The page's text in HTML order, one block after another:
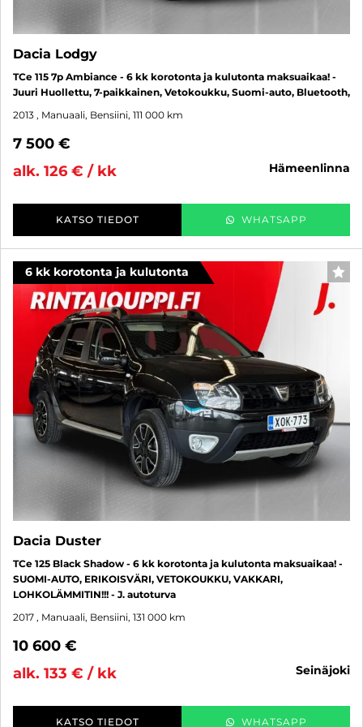
Dacia Lodgy
TCe 115 7p Ambiance - 6 kk korotonta ja kulutonta maksuaikaa! -
Juuri Huollettu, 7-paikkainen, Vetokoukku, Suomi-auto, Bluetooth,
2013 , Manuaali, Bensiini, 111 000 km
7 500 €
alk. 126 € / kk
hämeenlinna
KATSO TIEDOT WHATSAPP
6 kk korotonta ja kulutonta
Dacia Duster
TCe 125 Black Shadow - 6 kk korotonta ja kulutonta maksuaikaa! -
SUOMI-AUTO, ERIKOISVÄRI, VETOKOUKKU, VAKKARI,
LOHKOLÄMMITIN!!! - J. autoturva
2017 , Manuaali, Bensiini, 131 000 km
10 600 €
alk. 133 € / kk
seinäjoki
KATSO TIEDOT WHATSAPP